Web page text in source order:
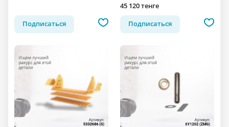
Подписаться
45 120 тенге
Подписаться